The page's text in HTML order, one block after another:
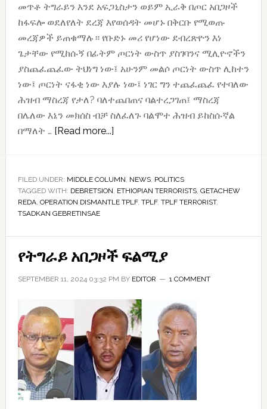
መጥቶ ትግራይን እንደ አፍጋኒስታን ወይም ኢራቅ በጦር አበጋዞች
ከፋፍሎ ወደለየለት ደረጃ እየወሰዳት መሆኑ በቅርቡ የሚወጡ
መረጃዎች ይጠቁማሉ። የቡድኑ መሪ የሆነው ደብረጽዮን እነ
ጌታቸው የሚከሱኝ በፊትም ጦርነት ውስጥ ያስገባንና ሚሊዮኖችን
ያስጨፈጨፈው ትህነግ ነው፤ አሁንም መልሶ ጦርነት ውስጥ ሊከተን
ነው፤ ጦርነት ናፋቂ ነው እያሉ ነው፤ ነገር ግን ተጨፈጨፈ የተባለው
ሕዝብ ማስረጃ የታለ? ባለተጨበጠና ባልተረጋገጠ፤ ማስረጃ
በሌለው እኔን መክሰስ ብቻ ስለፈለጉ ባልሞተ ሕዝብ ይከስሱኛል
በማለት … [Read more...]about
ሽኩቻ
FILED UNDER: MIDDLE COLUMN, NEWS, POLITICS
TAGGED WITH: DEBRETSION, ETHIOPIAN TERRORISTS, GETACHEW
REDA, OPERATION DISMANTLE TPLF, TPLF, TPLF TERRORIST,
TSADKAN GEBRETINSAE
የትግራይ አበጋዞች ፍልሚያ
SEPTEMBER 11, 2024 03:32 PM BY EDITOR 1 COMMENT